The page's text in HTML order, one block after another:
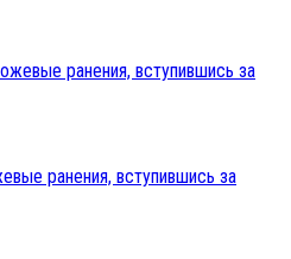
ранения, вступившись за